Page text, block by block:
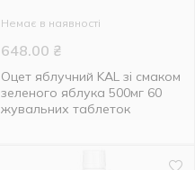
Немає в наявності
648.00 ₴
Оцет яблучний KAL зі смаком
зеленого яблука 500мг 60
жувальних таблеток